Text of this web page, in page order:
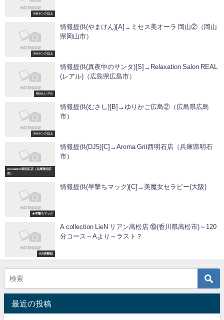
※Bランク以上
※Aランク以上
情報提供(やまけん)[A]→ミセス美オーラ 岡山②（岡山
県岡山市）
REALレアル
情報提供(真夜中のサンタ)[S]→Relaxation Salon REAL
(レアル)（広島県広島市）
※Aランク以上
情報提供(むさし)[B]→ゆりかご広島②（広島県広島
市）
AromaGrit西明石店（兵庫県明石
市）
情報提供(DJ5)[C]→Aroma Grit西明石店（兵庫県明石
市）
★早撃ちマック
情報提供(早撃ちマック)[C]→美魔女セラピー(大阪)
Aの体験記
A collection LieN リアン高松店 ⑲(香川県高松市)～120
分コース～Aより～ラスト？
最近の投稿